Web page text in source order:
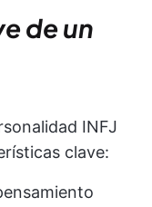
de un
INFJ
clave: